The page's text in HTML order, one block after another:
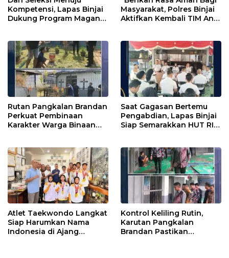
Kompetensi, Lapas Binjai
Dukung Program Magang
Masyarakat, Polres Binjai
Aktifkan Kembali TIM Anti
Rutan Pangkalan Brandan
Perkuat Pembinaan
Karakter Warga Binaan
Saat Gagasan Bertemu
Pengabdian, Lapas Binjai
Siap Semarakkan HUT RI
Atlet Taekwondo Langkat
Siap Harumkan Nama
Indonesia di Ajang
Kontrol Keliling Rutin,
Karutan Pangkalan
Brandan Pastikan